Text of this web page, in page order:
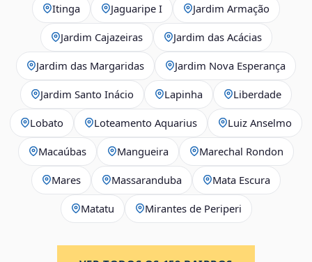
Itinga Jaguaripe I Jardim Armação
Jardim Cajazeiras Jardim das Acácias
Jardim das Margaridas Jardim Nova Esperança
Jardim Santo Inácio Lapinha Liberdade
Lobato Loteamento Aquarius Luiz Anselmo
Macaúbas Mangueira Marechal Rondon
Mares Massaranduba Mata Escura
Matatu Mirantes de Periperi